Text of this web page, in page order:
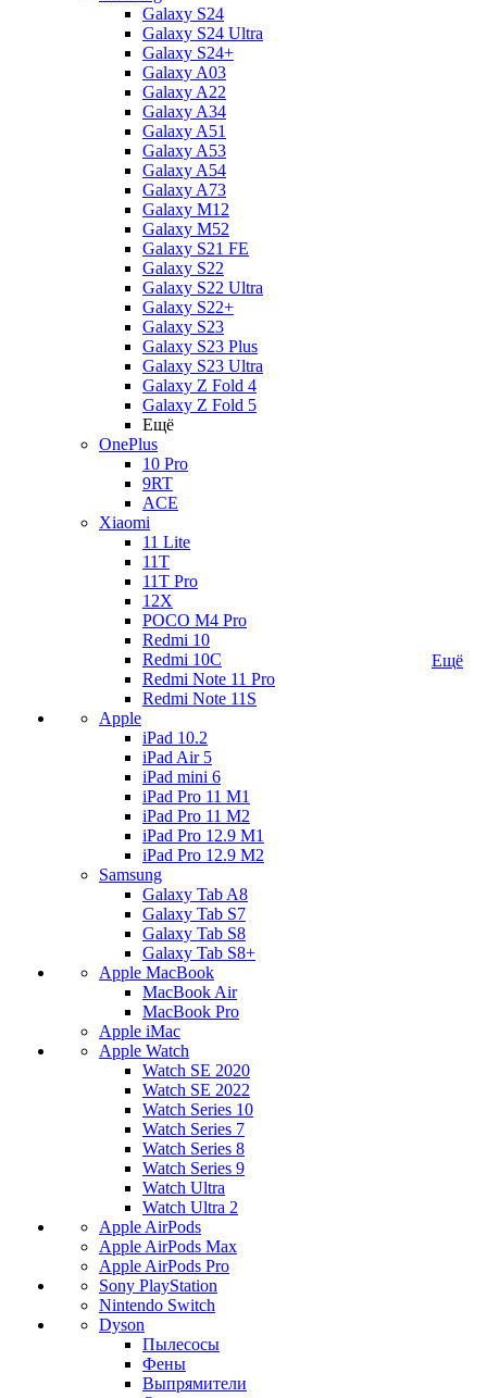
Galaxy S24
Galaxy S24 Ultra
Galaxy S24+
Galaxy A03
Galaxy A22
Galaxy A34
Galaxy A51
Galaxy A53
Galaxy A54
Galaxy A73
Galaxy M12
Galaxy M52
Galaxy S21 FE
Galaxy S22
Galaxy S22 Ultra
Galaxy S22+
Galaxy S23
Galaxy S23 Plus
Galaxy S23 Ultra
Galaxy Z Fold 4
Galaxy Z Fold 5
Ещё
OnePlus
10 Pro
9RT
ACE
Xiaomi
11 Lite
11T
11T Pro
12X
POCO M4 Pro
Redmi 10
Redmi 10C
Redmi Note 11 Pro
Redmi Note 11S
Apple
iPad 10.2
iPad Air 5
iPad mini 6
iPad Pro 11 M1
iPad Pro 11 M2
iPad Pro 12.9 M1
iPad Pro 12.9 M2
Samsung
Galaxy Tab A8
Galaxy Tab S7
Galaxy Tab S8
Galaxy Tab S8+
Apple MacBook
MacBook Air
MacBook Pro
Apple iMac
Apple Watch
Watch SE 2020
Watch SE 2022
Watch Series 10
Watch Series 7
Watch Series 8
Watch Series 9
Watch Ultra
Watch Ultra 2
Apple AirPods
Apple AirPods Max
Apple AirPods Pro
Sony PlayStation
Nintendo Switch
Dyson
Пылесосы
Фены
Выпрямители
Ещё